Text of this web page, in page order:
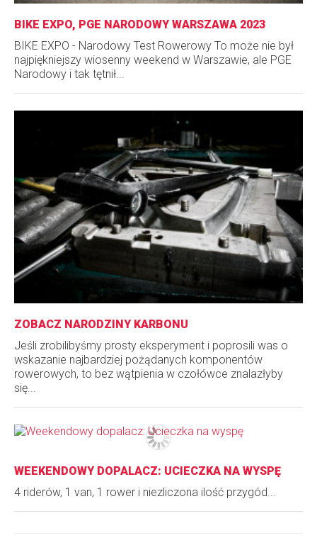
BIKE EXPO, PGE NARODOWY WARSZAWA 2023
BIKE EXPO - Narodowy Test Rowerowy To może nie był
najpiękniejszy wiosenny weekend w Warszawie, ale PGE
Narodowy i tak tętnił...
ZOBACZ NARODZINY KARBONU
Jeśli zrobilibyśmy prosty eksperyment i poprosili was o
wskazanie najbardziej pożądanych komponentów
rowerowych, to bez wątpienia w czołówce znalazłyby
się...
WEEKENDOWY DOPALACZ: UCIECZKA NA WYSPĘ
4 riderów, 1 van, 1 rower i niezliczona ilość przygód...